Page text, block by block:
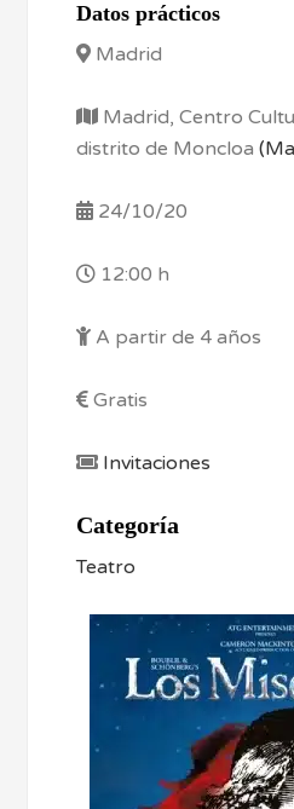
Datos prácticos
Madrid
Madrid, Centro
distrito de Moncloa
24/10/20
12:00 h
A partir de 4 años
Gratis
Invitaciones
Categoría
Teatro